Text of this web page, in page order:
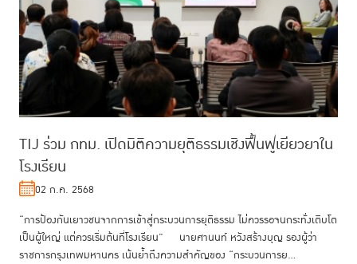
TIJ ร่วม กทม. เปิดมิติความยุติธรรมเชิงฟื้นฟูเยียวยาใน
โรงเรียน
02 ก.ค. 2568
“การป้องกันเยาวชนจากการเข้าสู่กระบวนการยุติธรรม ไม่ควรรอจนกระทั่งเติบโต
เป็นผู้ใหญ่ แต่ควรเริ่มต้นที่โรงเรียน” นายศานนท์ หวังสร้างบุญ รองผู้ว่า
ราชการกรุงเทพมหานคร เน้นย้ำถึงความสำคัญของ “กระบวนการย...